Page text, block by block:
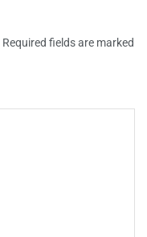
Required fields are marked